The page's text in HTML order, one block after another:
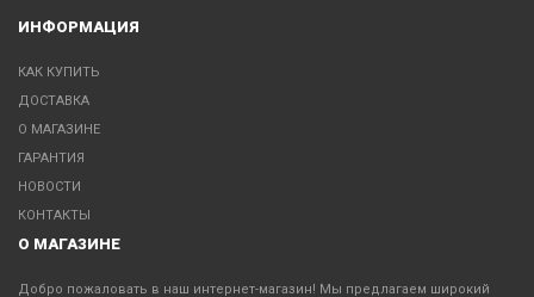
ИНФОРМАЦИЯ
КАК КУПИТЬ
ДОСТАВКА
О МАГАЗИНЕ
ГАРАНТИЯ
НОВОСТИ
КОНТАКТЫ
О МАГАЗИНЕ
Добро пожаловать в наш интернет-магазин! Мы предлагаем широкий